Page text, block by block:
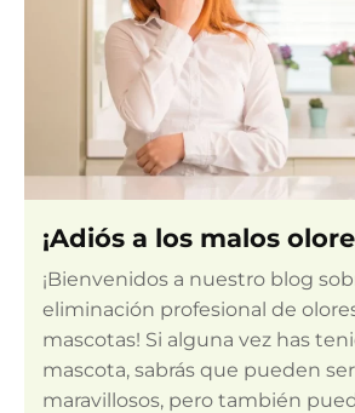
¡Adiós a los malos
¡Bienvenidos a nuestro blog
eliminación profesional de
mascotas! Si alguna vez has
mascota, sabrás que pueden
maravillosos, pero también